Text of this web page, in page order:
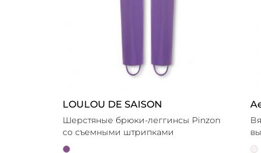
LOULOU DE SAISON
Шерстяные брюки-леггинсы Pinzon
со съемными штрипками